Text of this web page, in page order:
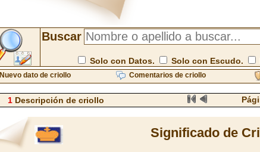
Buscar
Solo con Datos. Solo con Escudo.
Nuevo dato de criollo Comentarios de criollo
1Descripción de criollo
Significado de